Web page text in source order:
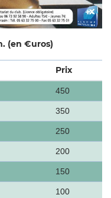
(en €uros)
Prix
450
350
250
200
150
100